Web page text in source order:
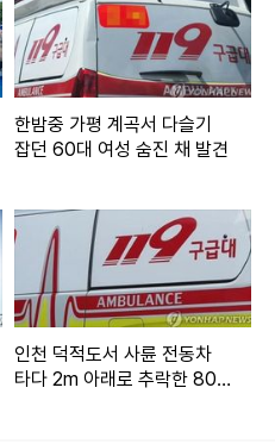
문화 확산에 동참해온 곳이
도 몇 번씩 올 정도로 단골인
에 주저하지 않고 신고해 준 직
"이번 사례는 위험 징후를 빠
수 있었던 작은 이상 행동이
한밤중 가평 계곡서 다슬기
잡던 60대 여성 숨진 채 발견
인천 덕적도서 사륜 전동차
타다 2m 아래로 추락한 80